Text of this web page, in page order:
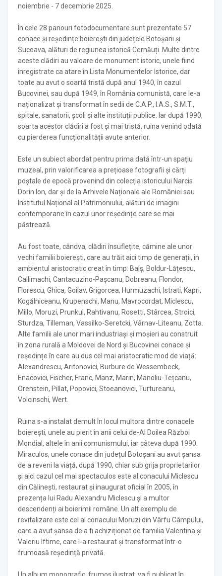
noiembrie - 7 decembrie 2025.
În cele 28 panouri fotodocumentare sunt prezentate 57
conace și reședințe boierești din județele Botoșani și
Suceava, alături de regiunea istorică Cernăuți. Multe dintre
aceste clădiri au valoare de monument istoric, unele fiind
înregistrate ca atare în Lista Monumentelor Istorice, dar
toate au avut o soartă tristă după anul 1940, în cazul
Bucovinei, sau după 1949, în România comunistă, care le-a
naționalizat și transformat în sedii de C.A.P., I.A.S., S.M.T.,
spitale, sanatorii, școli și alte instituții publice. Iar după 1990,
soarta acestor clădiri a fost și mai tristă, ruina venind odată
cu pierderea funcționalității avute anterior.
Este un subiect abordat pentru prima dată într-un spațiu
muzeal, prin valorificarea a prețioase fotografii și cărți
poștale de epocă provenind din colecția istoricului Narcis
Dorin Ion, dar și de la Arhivele Naționale ale României sau
Institutul Național al Patrimoniului, alături de imagini
contemporane în cazul unor reședințe care se mai
păstrează.
Au fost toate, cândva, clădiri însuflețite, cămine ale unor
vechi familii boierești, care au trăit aici timp de generații, în
ambientul aristocratic creat în timp: Balș, Boldur-Lățescu,
Callimachi, Cantacuzino-Pașcanu, Dobreanu, Flondor,
Florescu, Ghica, Goilav, Grigorcea, Hurmuzachi, Istrati, Kapri,
Kogălniceanu, Krupenschi, Manu, Mavrocordat, Miclescu,
Millo, Moruzi, Prunkul, Rahtivanu, Rosetti, Stârcea, Stroici,
Sturdza, Tilleman, Vassilko-Seretcki, Vârnav-Liteanu, Zotta.
Alte familii ale unor mari industriași și moșieri au construit
în zona rurală a Moldovei de Nord și Bucovinei conace și
reședințe în care au dus cel mai aristocratic mod de viață:
Alexandrescu, Aritonovici, Burbure de Wessembeck,
Enacovici, Fischer, Franc, Manz, Marin, Manoliu-Tețcanu,
Orenstein, Pillat, Popovici, Stoeanovici, Turtureanu,
Volcinschi, Wert.
Ruina s-a instalat demult în locul multora dintre conacele
boierești, unele au pierit în anii celui de-Al Doilea Război
Mondial, altele în anii comunismului, iar câteva după 1990.
Miraculos, unele conace din județul Botoșani au avut șansa
de a reveni la viață, după 1990, chiar sub grija proprietarilor
și aici cazul cel mai spectaculos este al conacului Miclescu
din Călinești, restaurat și inaugurat oficial în 2005, în
prezența lui Radu Alexandru Miclescu și a multor
descendenți ai boierimii române. Un alt exemplu de
revitalizare este cel al conacului Moruzi din Vârfu Câmpului,
care a avut șansa de a fi achiziționat de familia Valentina și
Valeriu Iftime, care l-a restaurat și transformat într-o
frumoasă reședință privată.